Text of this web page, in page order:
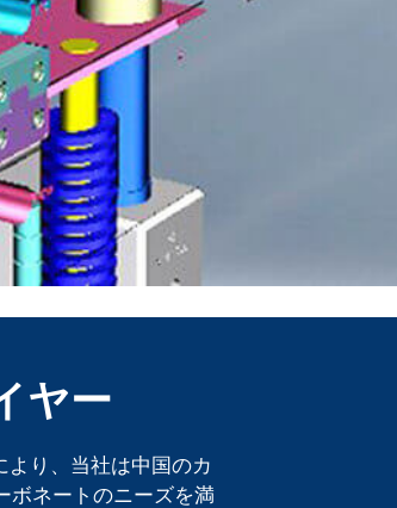
ヤー
より、当社は中国のカ
ボネートのニーズを満